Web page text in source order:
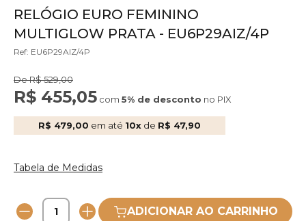
RELÓGIO EURO FEMININO
MULTIGLOW PRATA - EU6P29AIZ/4P
Ref: EU6P29AIZ/4P
De R$ 529,00
R$ 455,05 com 5% de desconto no PIX
R$ 479,00 em até 10x de R$ 47,90
Tabela de Medidas
ADICIONAR AO CARRINHO